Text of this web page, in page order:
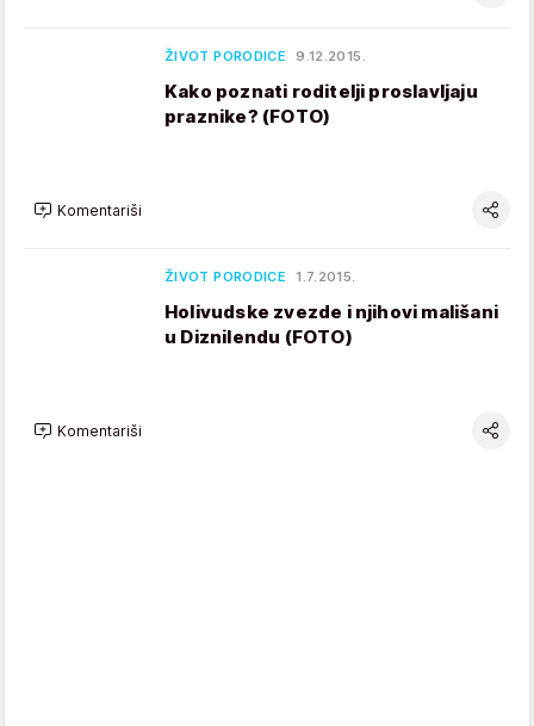
ŽIVOT PORODICE 9.12.2015.
Kako poznati roditelji proslavljaju
praznike? (FOTO)
Komentariši
ŽIVOT PORODICE 1.7.2015.
Holivudske zvezde i njihovi mališani
u Diznilendu (FOTO)
Komentariši